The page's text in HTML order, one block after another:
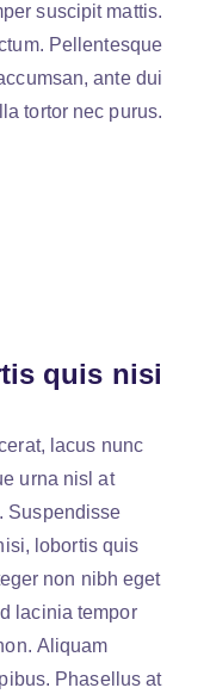
suscipit mattis.
Pellentesque
ante dui
tortor nec purus.
quis nisi
lacus nunc
urna nisl at
Suspendisse
lobortis quis
non nibh eget
lacinia tempor
Aliquam
Phasellus at